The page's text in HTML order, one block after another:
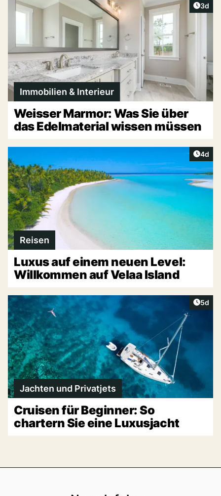
3d
Immobilien & Interieur
Weisser Marmor: Was Sie über
das Edelmaterial wissen müssen
4d
Reisen
Luxus auf einem neuen Level:
Willkommen auf Velaa Island
5d
Jachten und Privatjets
Cruisen für Beginner: So
chartern Sie eine Luxusjacht